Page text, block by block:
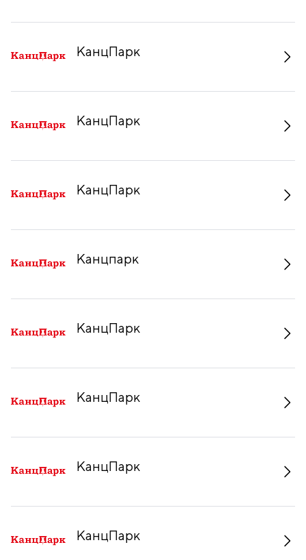
КанцПарк
КанцПарк
КанцПарк
Канцпарк
КанцПарк
КанцПарк
КанцПарк
КанцПарк